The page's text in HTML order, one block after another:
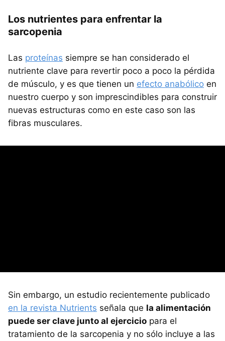
Los nutrientes para enfrentar la
sarcopenia
Las proteínas siempre se han considerado el
nutriente clave para revertir poco a poco la pérdida
de músculo, y es que tienen un efecto anabólico en
nuestro cuerpo y son imprescindibles para construir
nuevas estructuras como en este caso son las
fibras musculares.
Sin embargo, un estudio recientemente publicado
en la revista Nutrients señala que la alimentación
puede ser clave junto al ejercicio para el
tratamiento de la sarcopenia y no sólo incluye a las